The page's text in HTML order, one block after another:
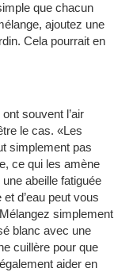
que chacun
ajoutez une
Cela pourrait en
souvent l’air
le cas. «Les
simplement pas
ce qui les amène
abeille fatiguée
d’eau peut vous
simplement
blanc avec une
cuillère pour que
aider en